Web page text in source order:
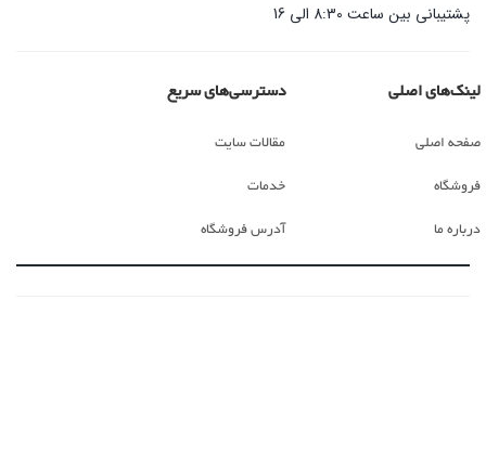
پشتیبانی بین ساعت 8:30 الی 16
لینک‌های اصلی
صفحه اصلی
فروشگاه
درباره ما
دسترسی‌های سریع
مقالات سایت
خدمات
آدرس فروشگاه